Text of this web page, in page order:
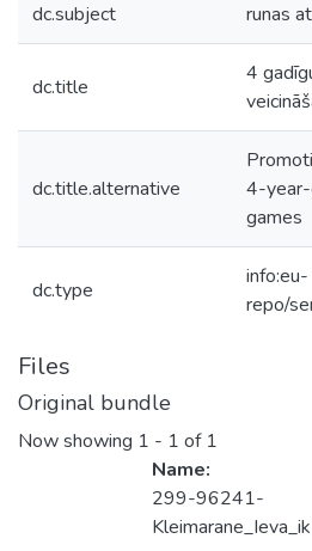
dc.subject runas
dc.title
4
dc.title.alternative
4-year-
games
dc.type
info:eu-
repo/
Files
Original bundle
Now showing 1 - 1 of 1
Name:
299-96241-